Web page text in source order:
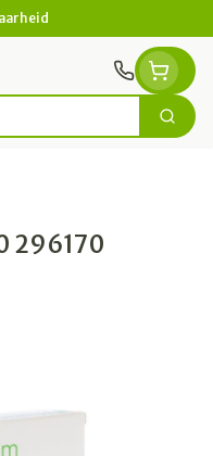
Zoek
296170